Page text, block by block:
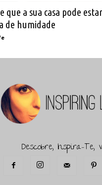
que a sua casa pode
de humidade
Descobre, Inspira-Te,